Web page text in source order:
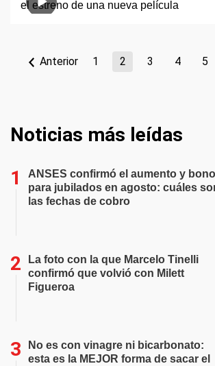
Anterior 1 2 3 4 5
Noticias más leídas
ANSES confirmó el aumento y bono
para jubilados en agosto: cuáles
las fechas de cobro
La foto con la que Marcelo Tinelli
confirmó que volvió con Milett
Figueroa
No es con vinagre ni bicarbonato:
esta es la MEJOR forma de sacar el